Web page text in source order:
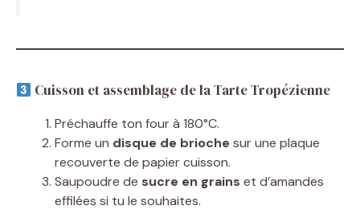
Cuisson et assemblage de la Tarte Tropézienne
Préchauffe ton four à 180°C.
Forme un disque de brioche sur une plaque
recouverte de papier cuisson.
Saupoudre de sucre en grains et d’amandes
effilées si tu le souhaites.